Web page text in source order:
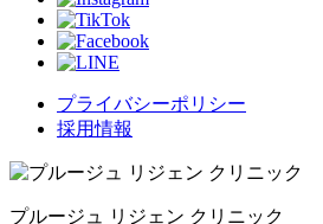
プライバシーポリシー
採用情報
プルージュ リジェン クリニック